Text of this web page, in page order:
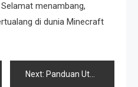
menambang,
di dunia Minecraft
Next: Panduan Utama Server Minecraft PE Terbaik di Indonesia